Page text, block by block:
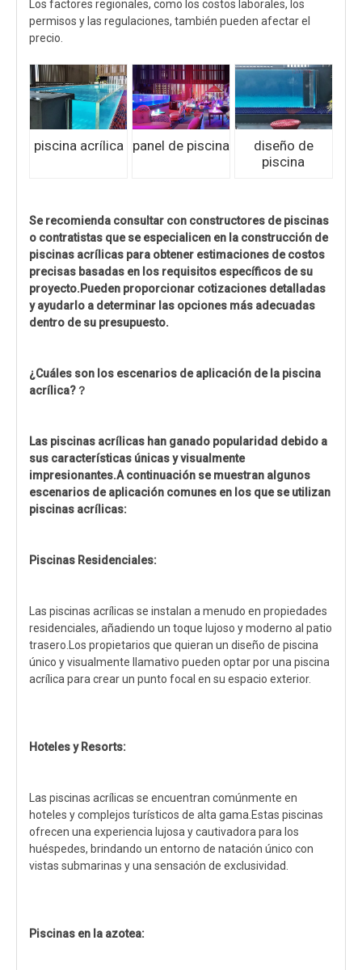
Los factores regionales, como los costos laborales, los
permisos y las regulaciones, también pueden afectar el
precio.
piscina acrílica panel de piscina
diseño de
piscina
Se recomienda consultar con constructores de piscinas
o contratistas que se especialicen en la construcción de
piscinas acrílicas para obtener estimaciones de costos
precisas basadas en los requisitos específicos de su
proyecto.Pueden proporcionar cotizaciones detalladas
y ayudarlo a determinar las opciones más adecuadas
dentro de su presupuesto.
¿Cuáles son los escenarios de aplicación de la piscina
acrílica? ？
Las piscinas acrílicas han ganado popularidad debido a
sus características únicas y visualmente
impresionantes.A continuación se muestran algunos
escenarios de aplicación comunes en los que se utilizan
piscinas acrílicas:
Piscinas Residenciales:
Las piscinas acrílicas se instalan a menudo en propiedades
residenciales, añadiendo un toque lujoso y moderno al patio
trasero.Los propietarios que quieran un diseño de piscina
único y visualmente llamativo pueden optar por una piscina
acrílica para crear un punto focal en su espacio exterior.
Hoteles y Resorts:
Las piscinas acrílicas se encuentran comúnmente en
hoteles y complejos turísticos de alta gama.Estas piscinas
ofrecen una experiencia lujosa y cautivadora para los
huéspedes, brindando un entorno de natación único con
vistas submarinas y una sensación de exclusividad.
Piscinas en la azotea: